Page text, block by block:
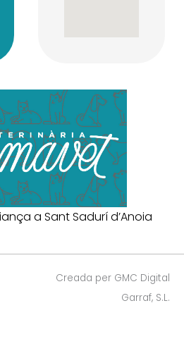
a Sant Sadurí d’Anoia
Creada per GMC Digital
Garraf, S.L.